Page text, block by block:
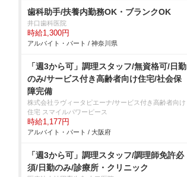
歯科助手/扶養内勤務OK・ブランクOK
井口歯科医院
時給1,300円
アルバイト・パート / 神奈川県
「週3から可」調理スタッフ/無資格可/日勤
のみ/サービス付き高齢者向け住宅/社会保
障完備
株式会社ラヴィータピエーナ/サービス付き高齢者向け
住宅 スマイルパワーピース
時給1,177円
アルバイト・パート / 大阪府
「週3から可」調理スタッフ/調理師免許必
須/日勤のみ/診療所・クリニック